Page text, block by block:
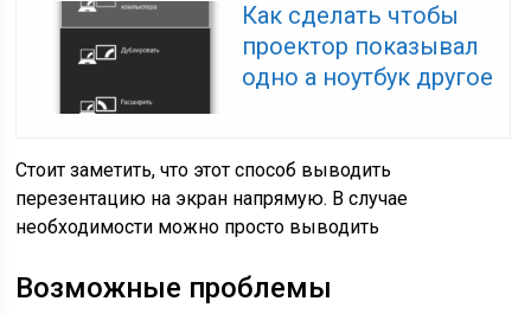
Как сделать чтобы
проектор показывал
одно а ноутбук другое
Стоит заметить, что этот способ выводить
перезентацию на экран напрямую. В случае
необходимости можно просто выводить
Возможные проблемы